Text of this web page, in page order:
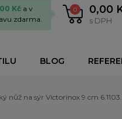
0 0,00
s DPH
Kč a v
zdarma.
BLOG
nůž na sýr Victorinox 9 cm